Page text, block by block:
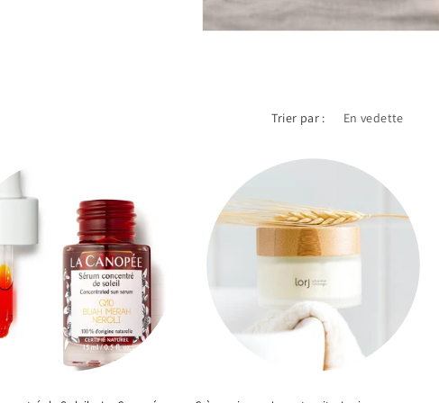
Trier par :